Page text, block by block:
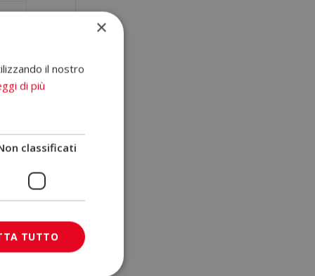
il
×
il nostro
di più
classificati
TUTTO